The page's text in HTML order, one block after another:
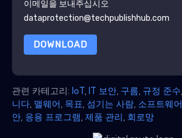
이메일을 보내주십시오
dataprotection@techpublishhub.com
DOWNLOAD
관련 카테고리: IoT IT 보안 구름 규정 준수
니다 맬웨어 목표 섬기는 사람 소프트웨어
안 응용 프로그램 제품 관리 회로망